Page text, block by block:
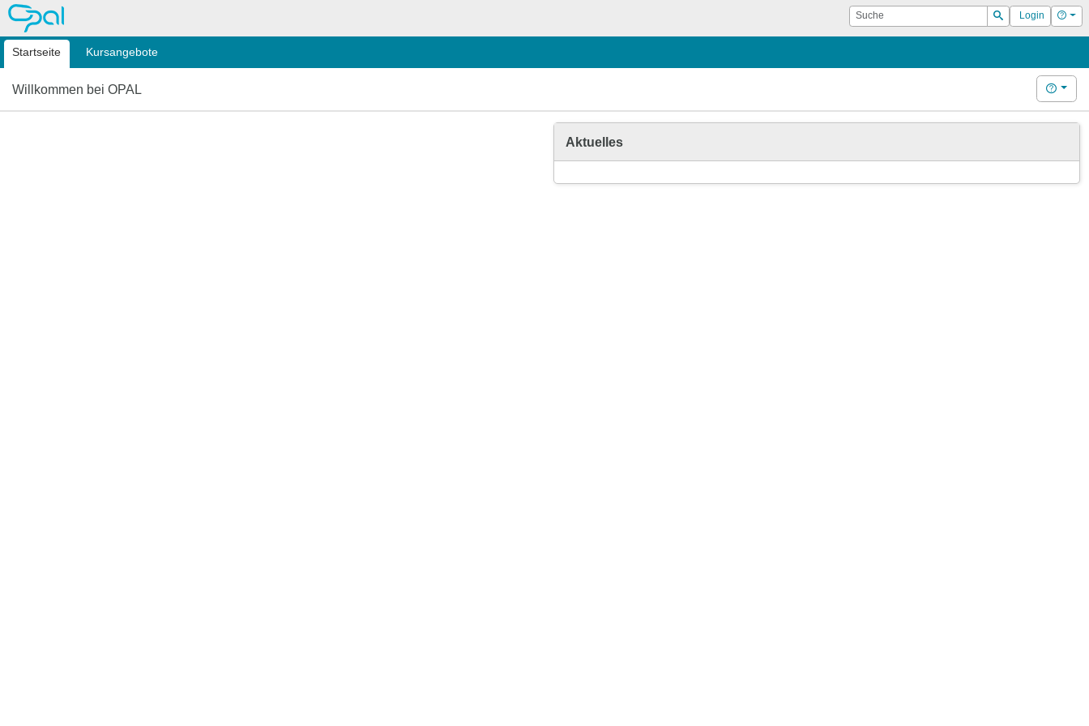
OPAL Suche
Suchen
Login Hilfe
Startseite Kursangebote
Willkommen bei OPAL Hilfe
Aktuelles